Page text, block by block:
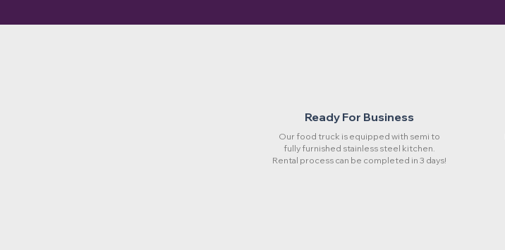
Ready For Business
Our food truck is equipped with semi to
fully furnished stainless steel kitchen.
Rental process can be completed in 3 days!